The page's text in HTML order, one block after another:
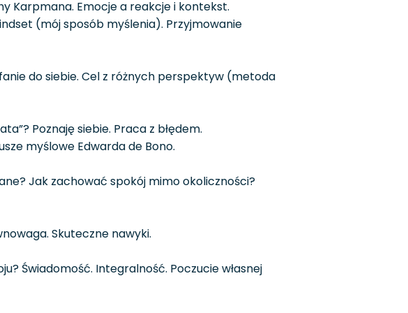
Karpmana. Emocje a reakcje i kontekst.
(mój sposób myślenia). Przyjmowanie
do siebie. Cel z różnych perspektyw (metoda
Poznaję siebie. Praca z błędem.
myślowe Edwarda de Bono.
Jak zachować spokój mimo okoliczności?
Skuteczne nawyki.
Świadomość. Integralność. Poczucie własnej